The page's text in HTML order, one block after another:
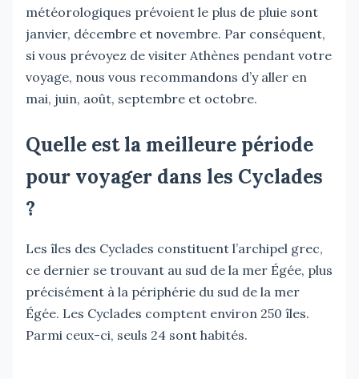
météorologiques prévoient le plus de pluie sont
janvier, décembre et novembre. Par conséquent,
si vous prévoyez de visiter Athènes pendant votre
voyage, nous vous recommandons d’y aller en
mai, juin, août, septembre et octobre.
Quelle est la meilleure période
pour voyager dans les Cyclades
?
Les îles des Cyclades constituent l’archipel grec,
ce dernier se trouvant au sud de la mer Égée, plus
précisément à la périphérie du sud de la mer
Égée. Les Cyclades comptent environ 250 îles.
Parmi ceux-ci, seuls 24 sont habités.